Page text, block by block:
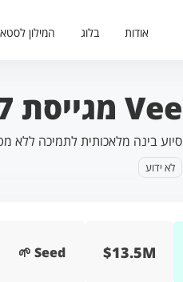
אודות בלוג המילון
Vee מגייסת 7 מיליון דולר
סיוע בינה מלאכותית לתמיכה ללא
לא ידוע
$13.5M
🌱 Seed